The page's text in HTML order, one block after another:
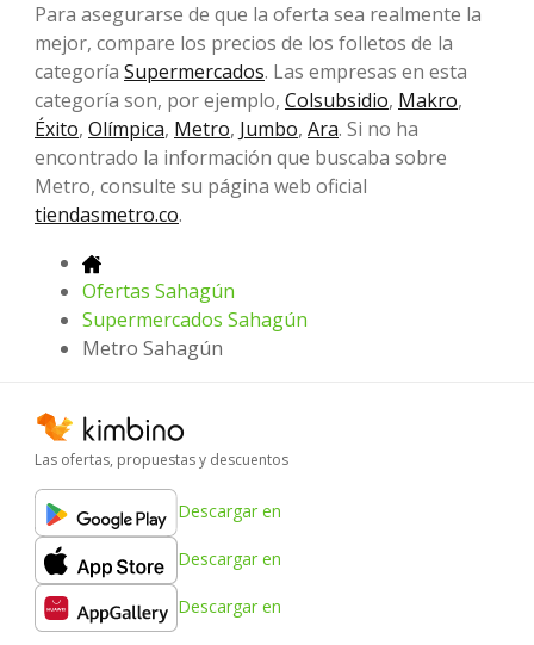
Para asegurarse de que la oferta sea realmente la
mejor, compare los precios de los folletos de la
categoría Supermercados. Las empresas en esta
categoría son, por ejemplo, Colsubsidio, Makro,
Éxito, Olímpica, Metro, Jumbo, Ara. Si no ha
encontrado la información que buscaba sobre
Metro, consulte su página web oficial
tiendasmetro.co.
Ofertas Sahagún
Supermercados Sahagún
Metro Sahagún
Las ofertas, propuestas y descuentos
Descargar en
Descargar en
Descargar en